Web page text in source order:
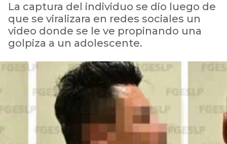
La captura del individuo se dio luego de
que se viralizara en redes sociales un
video donde se le ve propinando una
golpiza a un adolescente.